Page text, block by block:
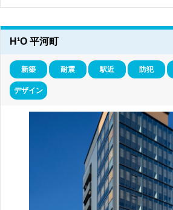
H¹O 平河町
新築 耐震 駅近 防犯
デザイン